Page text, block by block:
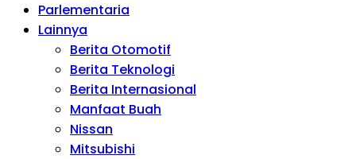
Parlementaria
Lainnya
Berita Otomotif
Berita Teknologi
Berita Internasional
Manfaat Buah
Nissan
Mitsubishi